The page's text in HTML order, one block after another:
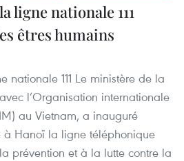
ligne nationale 111
êtres humains
nationale 111 Le ministère de la
l’Organisation internationale
au Vietnam, a inauguré
à Hanoï la ligne téléphonique
prévention et à la lutte contre la